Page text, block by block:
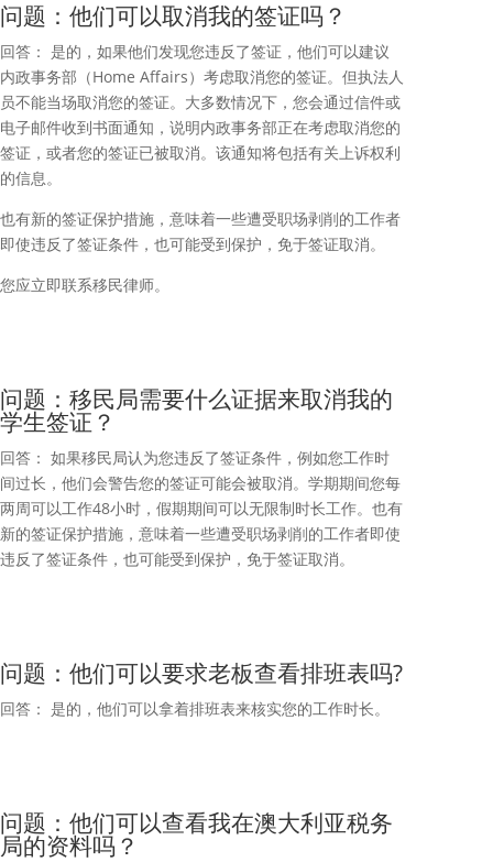
问题：他们可以取消我的签证吗？
回答： 是的，如果他们发现您违反了签证，他们可以建议
内政事务部（Home Affairs）考虑取消您的签证。但执法人
员不能当场取消您的签证。大多数情况下，您会通过信件或
电子邮件收到书面通知，说明内政事务部正在考虑取消您的
签证，或者您的签证已被取消。该通知将包括有关上诉权利
的信息。
也有新的签证保护措施，意味着一些遭受职场剥削的工作者
即使违反了签证条件，也可能受到保护，免于签证取消。
您应立即联系移民律师。
问题：移民局需要什么证据来取消我的
学生签证？
回答： 如果移民局认为您违反了签证条件，例如您工作时
间过长，他们会警告您的签证可能会被取消。学期期间您每
两周可以工作48小时，假期期间可以无限制时长工作。也有
新的签证保护措施，意味着一些遭受职场剥削的工作者即使
违反了签证条件，也可能受到保护，免于签证取消。
问题：他们可以要求老板查看排班表吗?
回答： 是的，他们可以拿着排班表来核实您的工作时长。
问题：他们可以查看我在澳大利亚税务
局的资料吗？